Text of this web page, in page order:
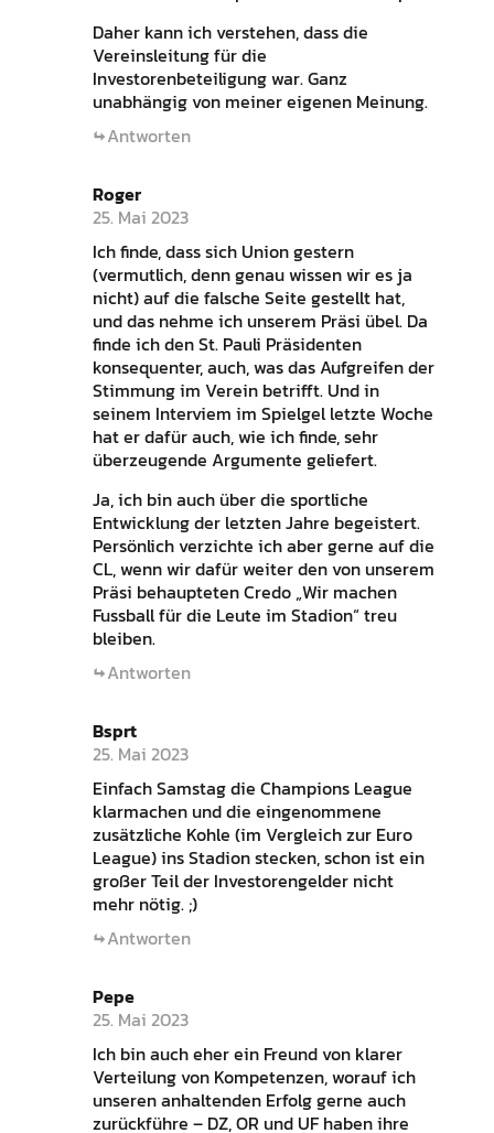
Daher kann ich verstehen, dass die
Vereinsleitung für die
Investorenbeteiligung war. Ganz
unabhängig von meiner eigenen Meinung.
Antworten
Roger
25. Mai 2023
Ich finde, dass sich Union gestern
(vermutlich, denn genau wissen wir es ja
nicht) auf die falsche Seite gestellt hat,
und das nehme ich unserem Präsi übel. Da
finde ich den St. Pauli Präsidenten
konsequenter, auch, was das Aufgreifen der
Stimmung im Verein betrifft. Und in
seinem Interviem im Spielgel letzte Woche
hat er dafür auch, wie ich finde, sehr
überzeugende Argumente geliefert.
Ja, ich bin auch über die sportliche
Entwicklung der letzten Jahre begeistert.
Persönlich verzichte ich aber gerne auf die
CL, wenn wir dafür weiter den von unserem
Präsi behaupteten Credo „Wir machen
Fussball für die Leute im Stadion“ treu
bleiben.
Antworten
Bsprt
25. Mai 2023
Einfach Samstag die Champions League
klarmachen und die eingenommene
zusätzliche Kohle (im Vergleich zur Euro
League) ins Stadion stecken, schon ist ein
großer Teil der Investorengelder nicht
mehr nötig. ;)
Antworten
Pepe
25. Mai 2023
Ich bin auch eher ein Freund von klarer
Verteilung von Kompetenzen, worauf ich
unseren anhaltenden Erfolg gerne auch
zurückführe – DZ, OR und UF haben ihre